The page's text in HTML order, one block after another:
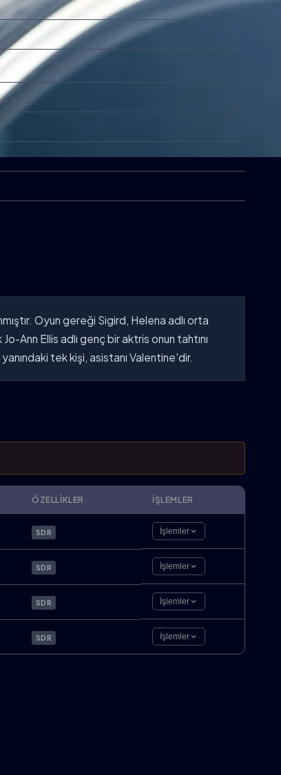
Oyun gereği Sigird, Helena adlı orta
Ann Ellis adlı genç bir aktris onun tahtını
tek kişi, asistanı Valentine'dir.
ÖZELLIKLER İŞLEMLER
SDR İşlemler
SDR İşlemler
SDR İşlemler
SDR İşlemler